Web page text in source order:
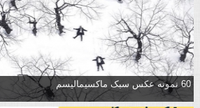
60 نمونه عکس سبک ماکسیمالیسم